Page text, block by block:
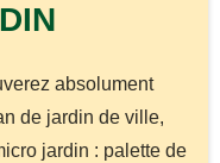
absolument
de jardin de ville,
jardin : palette de